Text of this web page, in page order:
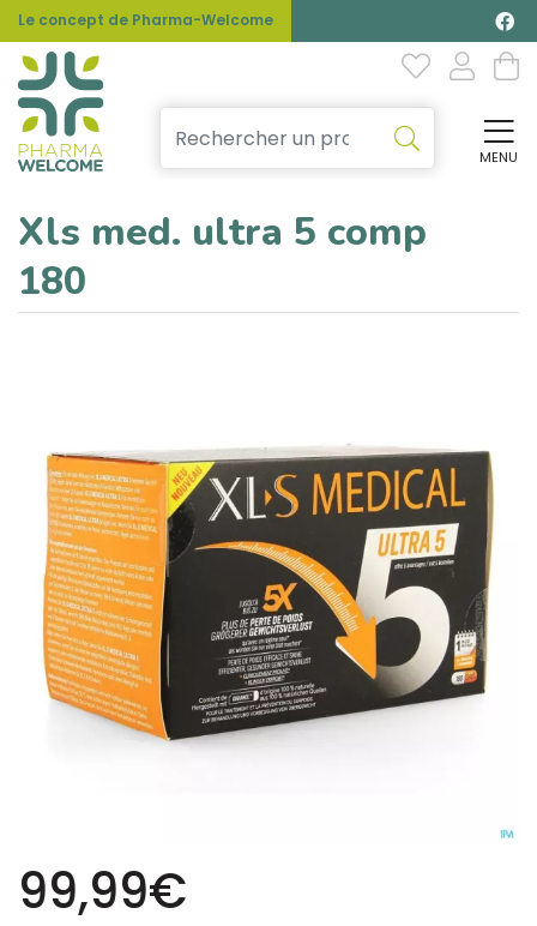
Le concept de Pharma-Welcome
MENU
Xls med. ultra 5 comp
180
99,99€